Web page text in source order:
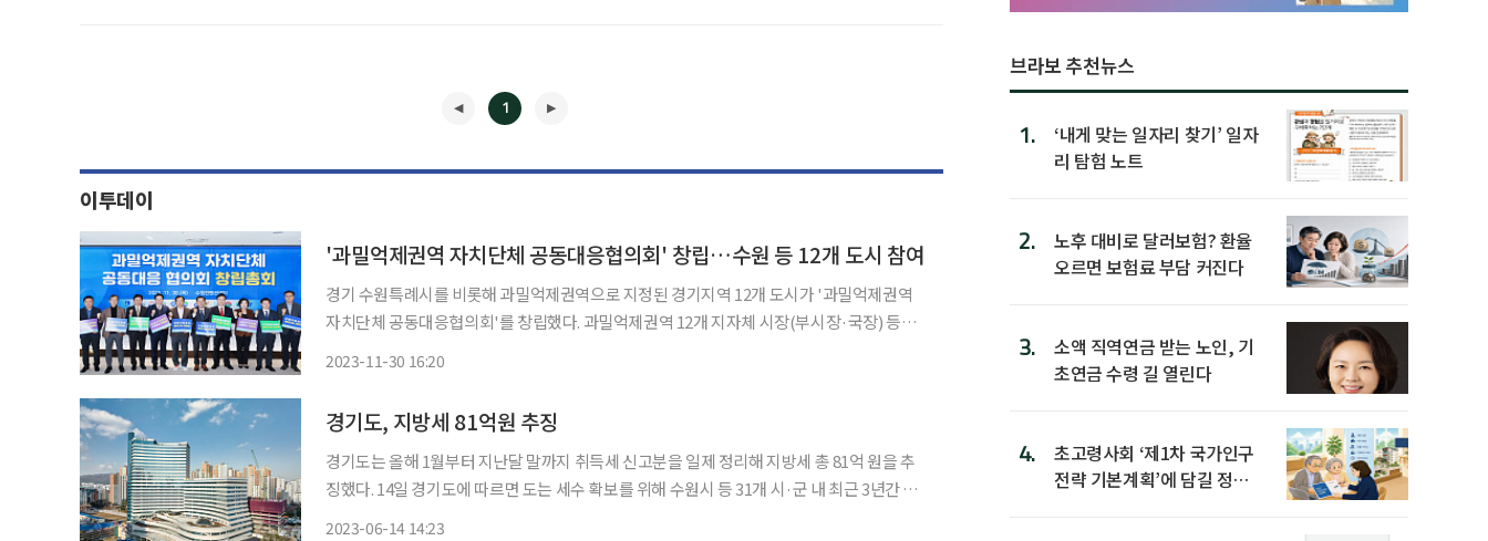
1
이투데이
'과밀억제권역 자치단체 공동대응협의회' 창립…수원 등 12개 도시 참여
경기 수원특례시를 비롯해 과밀억제권역으로 지정된 경기지역 12개 도시가 '과밀억제권역
자치단체 공동대응협의회'를 창립했다. 과밀억제권역 12개 지자체 시장(부시장·국장) 등은
2023-11-30 16:20
경기도, 지방세 81억원 추징
경기도는 올해 1월부터 지난달 말까지 취득세 신고분을 일제 정리해 지방세 총 81억 원을 추
징했다. 14일 경기도에 따르면 도는 세수 확보를 위해 수원시 등 31개 시·군 내 최근 3년간 주
2023-06-14 14:23
브라보 추천뉴스
1.
‘내게 맞는 일자리 찾기’ 일자
리 탐험 노트
2.
노후 대비로 달러보험? 환율
오르면 보험료 부담 커진다
3.
소액 직역연금 받는 노인, 기
초연금 수령 길 열린다
4.
초고령사회 ‘제1차 국가인구
전략 기본계획’에 담길 정책